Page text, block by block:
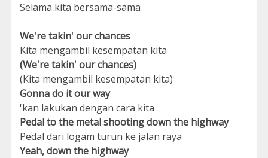
Selama kita bersama-sama
We're takin' our chances
Kita mengambil kesempatan kita
(We're takin' our chances)
(Kita mengambil kesempatan kita)
Gonna do it our way
'kan lakukan dengan cara kita
Pedal to the metal shooting down the highway
Pedal dari logam turun ke jalan raya
Yeah, down the highway